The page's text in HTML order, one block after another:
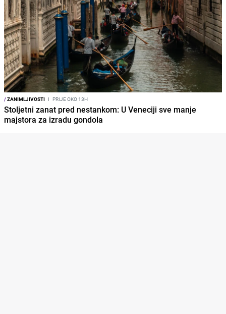
/ZANIMLJIVOSTI I PRIJE OKO 13H
Stoljetni zanat pred nestankom: U Veneciji sve manje
majstora za izradu gondola